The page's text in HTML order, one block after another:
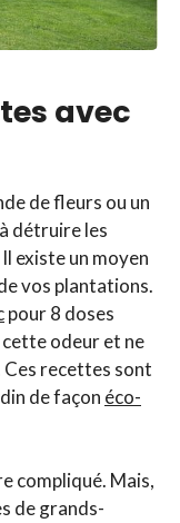
avec
de fleurs ou un
détruire les
existe un moyen
vos plantations.
pour 8 doses
odeur et ne
recettes sont
de façon éco-
compliqué. Mais,
de grands-